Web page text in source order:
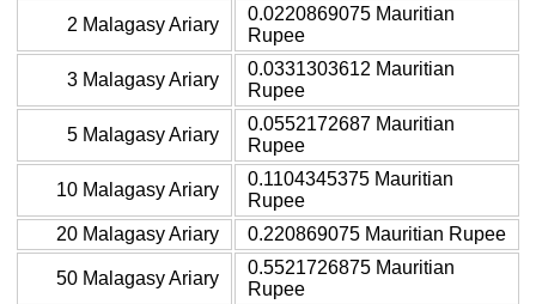
2 Malagasy Ariary
0.0220869075 Mauritian
Rupee
3 Malagasy Ariary
0.0331303612 Mauritian
Rupee
5 Malagasy Ariary
0.0552172687 Mauritian
Rupee
10 Malagasy Ariary
0.1104345375 Mauritian
Rupee
20 Malagasy Ariary
0.220869075 Mauritian Rupee
50 Malagasy Ariary
0.5521726875 Mauritian
Rupee